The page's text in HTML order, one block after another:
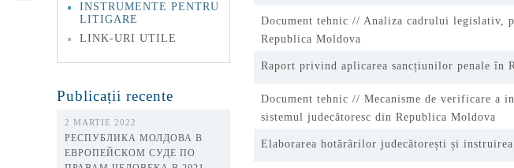
INSTRUMENTE PENTRU
LITIGARE
LINK-URI UTILE
Publicații recente
2 MARTIE 2022
РЕСПУБЛИКА МОЛДОВА В
ЕВРОПЕЙСКОМ СУДЕ ПО
Document tehnic // Analiza cadrului
Republica Moldova
Raport privind aplicarea sancțiunilor penale în
Document tehnic // Mecanisme de verificare
sistemul judecătoresc din Republica Moldova
Elaborarea hotărârilor judecătorești și